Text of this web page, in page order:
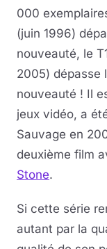
000
(juin 1996)
nouveauté, le
2005) dépasse
nouveauté ! Il
jeux vidéo, a
Sauvage en
deuxième film
Stone.
Si cette série
autant par la